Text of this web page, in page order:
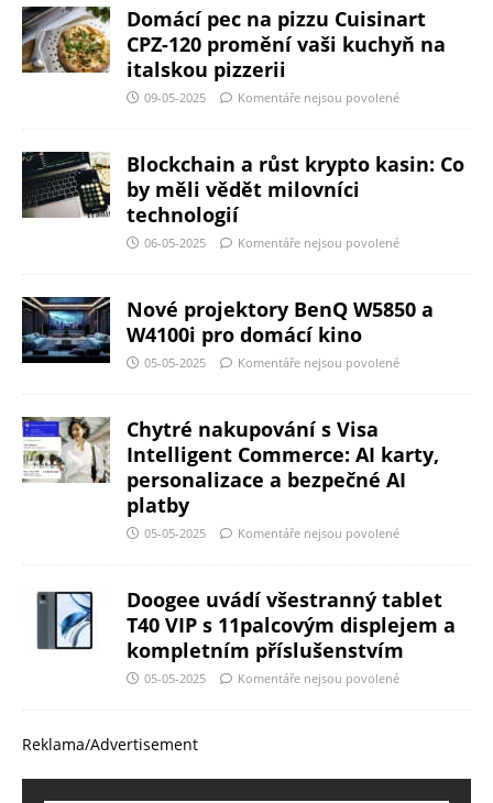
Domácí pec na pizzu Cuisinart
CPZ-120 promění vaši kuchyň na
italskou pizzerii
09-05-2025 Komentáře nejsou povolené
Blockchain a růst krypto kasin: Co
by měli vědět milovníci
technologií
06-05-2025 Komentáře nejsou povolené
Nové projektory BenQ W5850 a
W4100i pro domácí kino
05-05-2025 Komentáře nejsou povolené
Chytré nakupování s Visa
Intelligent Commerce: AI karty,
personalizace a bezpečné AI
platby
05-05-2025 Komentáře nejsou povolené
Doogee uvádí všestranný tablet
T40 VIP s 11palcovým displejem a
kompletním příslušenstvím
05-05-2025 Komentáře nejsou povolené
Reklama/Advertisement